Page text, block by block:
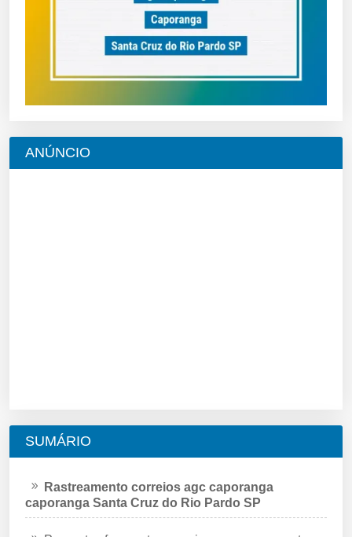
ANÚNCIO
SUMÁRIO
Rastreamento correios agc caporanga
caporanga Santa Cruz do Rio Pardo SP